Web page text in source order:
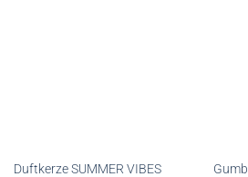
Duftkerze SUMMER VIBES